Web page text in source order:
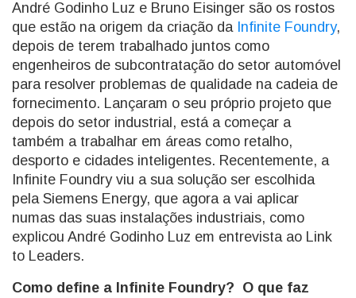
André Godinho Luz e Bruno Eisinger são os rostos
que estão na origem da criação da Infinite Foundry,
depois de terem trabalhado juntos como
engenheiros de subcontratação do setor automóvel
para resolver problemas de qualidade na cadeia de
fornecimento. Lançaram o seu próprio projeto que
depois do setor industrial, está a começar a
também a trabalhar em áreas como retalho,
desporto e cidades inteligentes. Recentemente, a
Infinite Foundry viu a sua solução ser escolhida
pela Siemens Energy, que agora a vai aplicar
numas das suas instalações industriais, como
explicou André Godinho Luz em entrevista ao Link
to Leaders.
Como define a Infinite Foundry? O que faz